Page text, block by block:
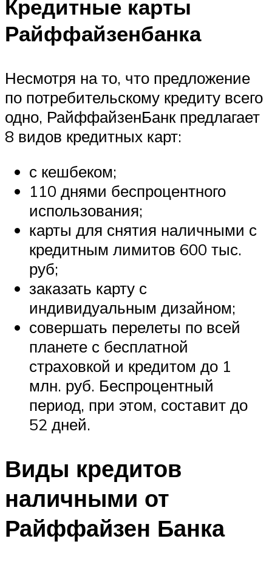
Кредитные карты
Райффайзенбанка
Несмотря на то, что предложение
по потребительскому кредиту всего
одно, РайффайзенБанк предлагает
8 видов кредитных карт:
с кешбеком;
110 днями беспроцентного
использования;
карты для снятия наличными с
кредитным лимитов 600 тыс.
руб;
заказать карту с
индивидуальным дизайном;
совершать перелеты по всей
планете с бесплатной
страховкой и кредитом до 1
млн. руб. Беспроцентный
период, при этом, составит до
52 дней.
Виды кредитов
наличными от
Райффайзен Банка